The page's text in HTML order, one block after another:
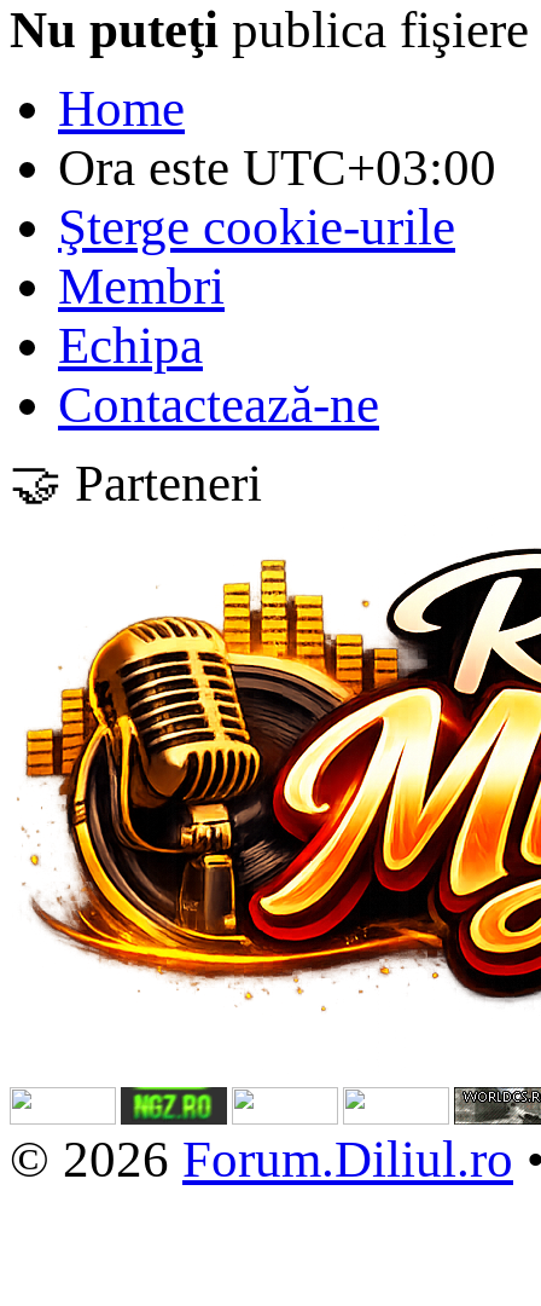
Nu puteţi publica fişiere
Home
Ora este UTC+03:00
Şterge cookie-urile
Membri
Echipa
Contactează-ne
🤝 Parteneri
© 2026 Forum.Diliul.ro